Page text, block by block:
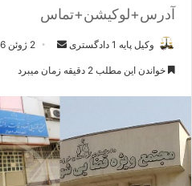
آدرس+لوکیشن+تماس
وکیل پایه 1 دادگستری
ا
ل
ا
ی
م
2 ژوئن 2026
خواندن این مطلب 2 دقیقه زمان میبرد